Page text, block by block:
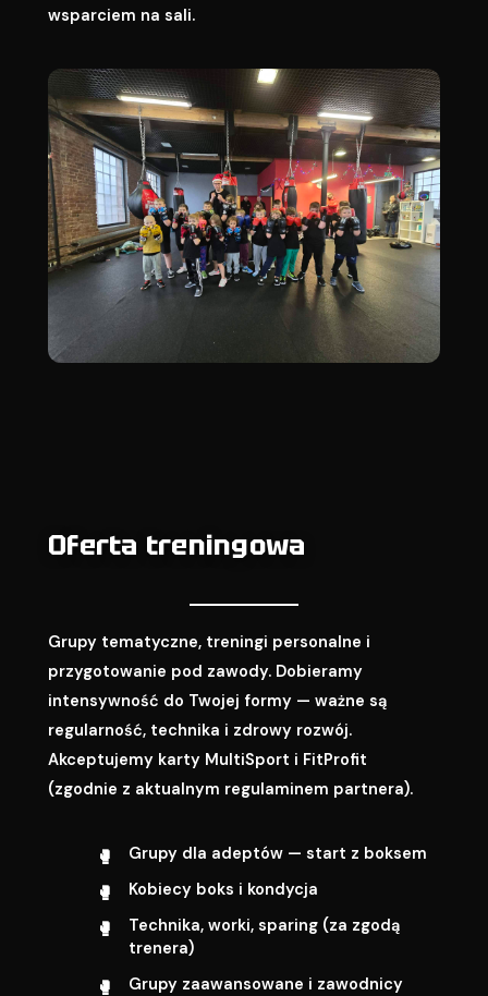
wsparciem na sali.
Oferta treningowa
Grupy tematyczne, treningi personalne i
przygotowanie pod zawody. Dobieramy
intensywność do Twojej formy — ważne są
regularność, technika i zdrowy rozwój.
Akceptujemy karty MultiSport i FitProfit
(zgodnie z aktualnym regulaminem partnera).
Grupy dla adeptów — start z boksem
Kobiecy boks i kondycja
Technika, worki, sparing (za zgodą
trenera)
Grupy zaawansowane i zawodnicy